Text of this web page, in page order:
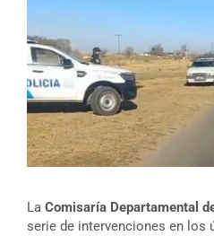
La Comisaría Departamental
serie de intervenciones en los